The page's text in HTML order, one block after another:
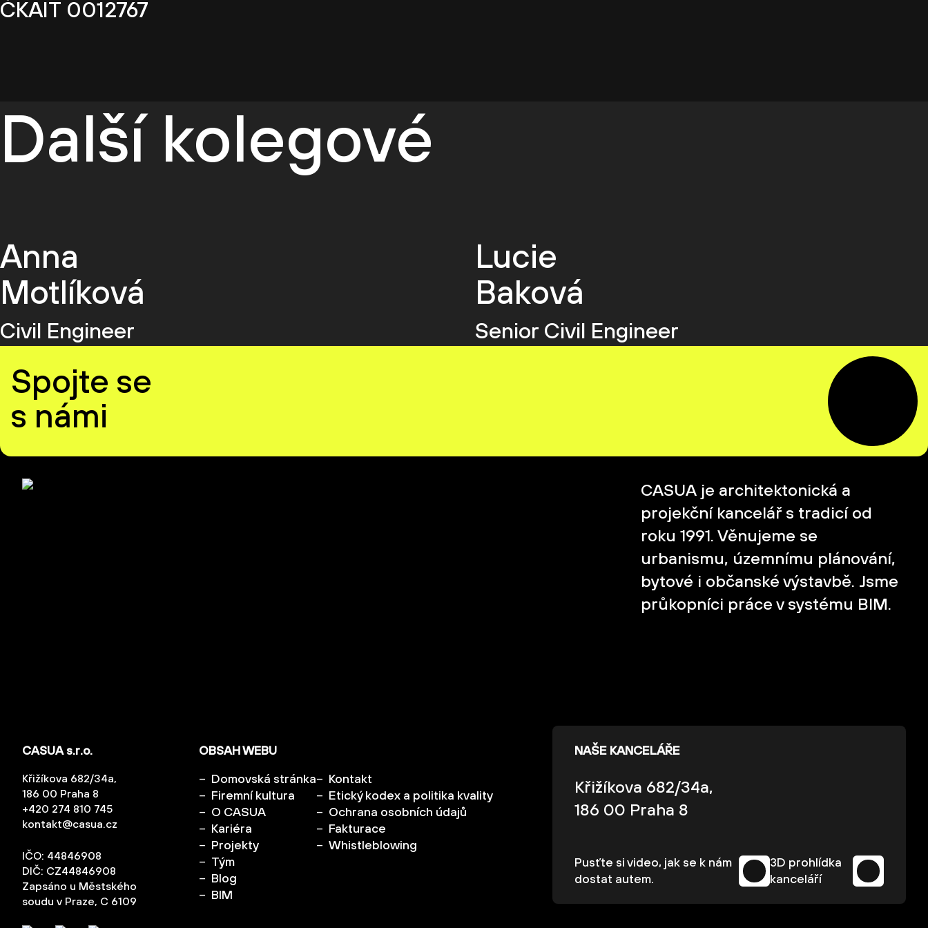
ČKAIT 0012767
Další kolegové
Anna
Motlíková
Civil Engineer
Lucie
Baková
Senior Civil Engineer
Spojte se
s námi
CASUA je architektonická a
projekční kancelář s tradicí od
roku 1991. Věnujeme se
urbanismu, územnímu plánování,
bytové i občanské výstavbě. Jsme
průkopníci práce v systému BIM.
CASUA s.r.o.
Křižíkova 682/34a,
186 00 Praha 8
+420 274 810 745
kontakt@casua.cz
IČO: 44846908
DIČ: CZ44846908
Zapsáno u Městského
soudu v Praze, C 6109
OBSAH WEBU
Domovská stránka
Firemní kultura
O CASUA
Kariéra
Projekty
Tým
Blog
BIM
Kontakt
Etický kodex a politika kvality
Ochrana osobních údajů
Fakturace
Whistleblowing
NAŠE KANCELÁŘE
Křižíkova 682/34a,
186 00 Praha 8
Pusťte si video, jak se k nám
dostat autem.
3D prohlídka
kanceláří